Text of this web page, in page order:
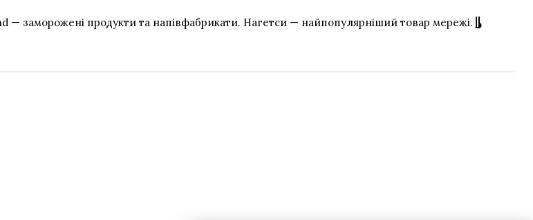
— заморожені продукти та напівфабрикати. Нагетси — найпопулярніший товар мережі.